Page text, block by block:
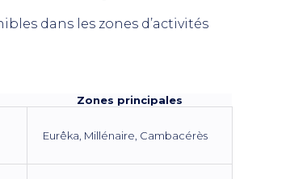
dans les zones d’activités
Zones principales
Eurêka, Millénaire, Cambacérès